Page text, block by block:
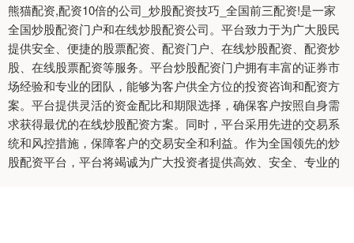
熊猫配资,配资10倍的公司_炒股配资技巧_全国前三配资!是一家
全国炒股配资门户和在线炒股配资公司。平台致力于为广大股民
提供安全、便捷的股票配资、配资门户、在线炒股配资、配资炒
股、在线股票配资等服务。平台炒股配资门户拥有丰富的证券市
场经验和专业的团队，能够为客户供全方位的投资咨询和配资方
案。平台提供灵活的资金配比和期限选择，确保客户按照自身需
求获得最优的在线炒股配资方案。同时，平台采用先进的交易系
统和风控措施，保障客户的交易安全和利益。作为全国领先的炒
股配资平台，平台将竭诚为广大投资者提供高效、安全、专业的